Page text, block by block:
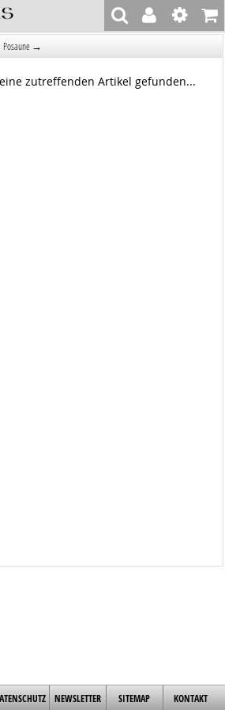
Posaune →
zutreffenden Artikel gefunden...
NEWSLETTER SITEMAP KONTAKT